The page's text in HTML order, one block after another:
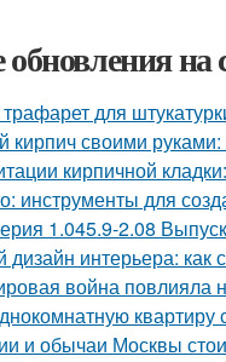
на
для
кирпич своими
кирпичной
инструменты для
1.045.9-2.08
интерьера: как
война повлияла
и обычаи Москвы